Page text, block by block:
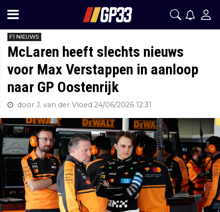
F1 NIEUWS
McLaren heeft slechts nieuws
voor Max Verstappen in aanloop
naar GP Oostenrijk
door J. van der Vloed 24/06/2026 12:31